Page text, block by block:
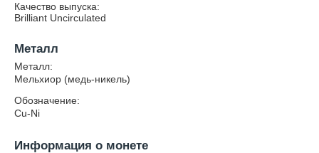
Качество выпуска:
Brilliant Uncirculated
Металл
Металл:
Мельхиор (медь-никель)
Обозначение:
Cu-Ni
Информация о монете